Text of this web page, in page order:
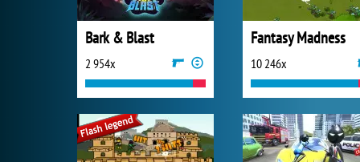
Bark & Blast
2 954x
Fantasy Madness
10 246x